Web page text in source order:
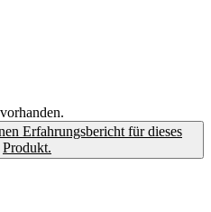
Erfahrungsbericht für dieses
Produkt.